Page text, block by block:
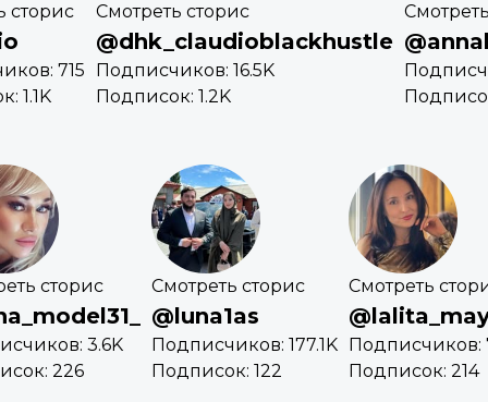
сторис
715
1.1K
Смотреть сторис
@dhk_claudioblackhustle
Подписчиков: 16.5K
Подписок: 1.2K
сторис
3.6K
226
Смотреть сторис
@luna1as
Подписчиков: 177.1K
Подписок: 122
Смотреть
Подписчиков:
Подписок: 214